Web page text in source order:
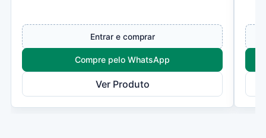
Entrar e comprar
Compre pelo WhatsApp
Ver Produto